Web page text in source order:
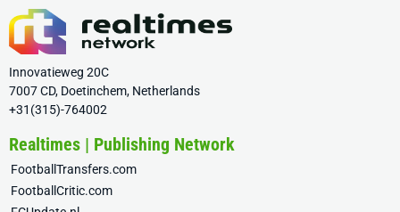
Innovatieweg 20C
7007 CD, Doetinchem, Netherlands
+31(315)-764002
Realtimes | Publishing Network
FootballTransfers.com
FootballCritic.com